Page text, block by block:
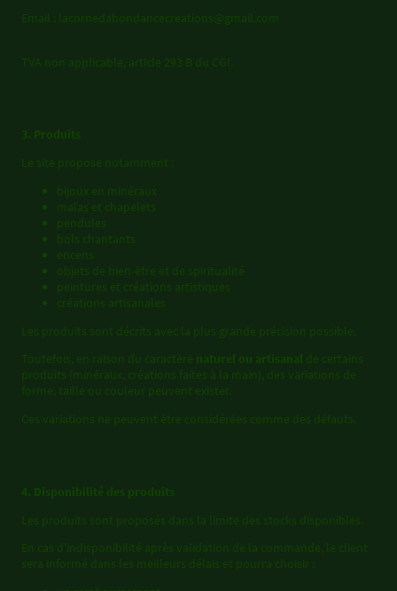
Email : lacornedabondancecreations@gmail.com
TVA non applicable, article 293 B du CGI.
3. Produits
Le site propose notamment :
bijoux en minéraux
malas et chapelets
pendules
bols chantants
encens
objets de bien-être et de spiritualité
peintures et créations artistiques
créations artisanales
Les produits sont décrits avec la plus grande précision possible.
Toutefois, en raison du caractère naturel ou artisanal de certains
produits (minéraux, créations faites à la main), des variations de
forme, taille ou couleur peuvent exister.
Ces variations ne peuvent être considérées comme des défauts.
4. Disponibilité des produits
Les produits sont proposés dans la limite des stocks disponibles.
En cas d’indisponibilité après validation de la commande, le client
sera informé dans les meilleurs délais et pourra choisir :